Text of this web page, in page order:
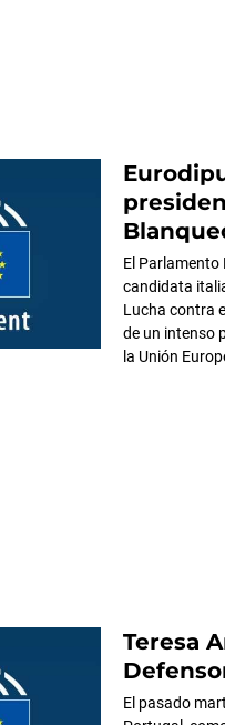
El Parlamento
candidata
Lucha contra
de un intenso
la Unión
Teresa
El pasado